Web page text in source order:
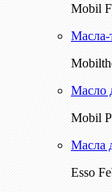
Mobil
Масла-
Масло
Mobil
Масла
Esso